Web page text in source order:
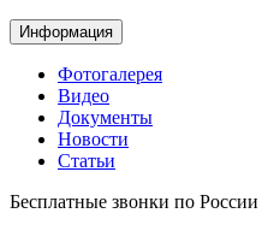
Информация
Фотогалерея
Видео
Документы
Новости
Статьи
Бесплатные звонки по России